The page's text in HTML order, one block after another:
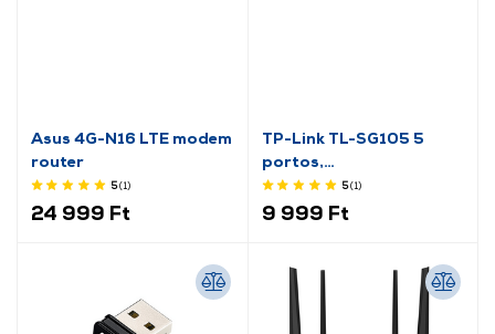
Asus 4G-N16 LTE modem
router
5(1)
24 999 Ft
TP-Link TL-SG105 5
portos,
10/100/1000Mbps
asztali switch
5(1)
9 999 Ft